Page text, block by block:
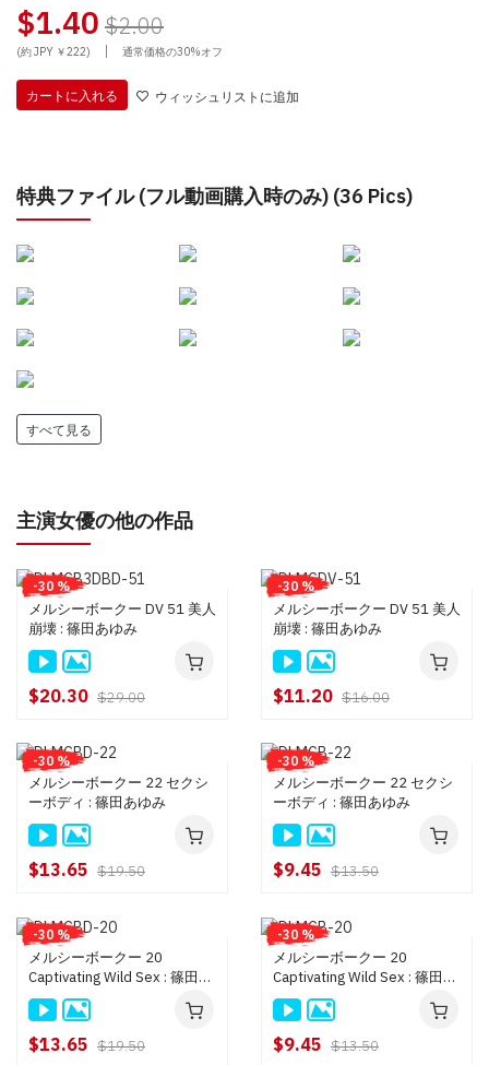
$1.40 $2.00
(約 JPY ￥222) | 通常価格の30%オフ
カートに入れる ウィッシュリストに追加
特典ファイル (フル動画購入時のみ) (36 Pics)
すべて見る
主演女優の他の作品
-30 %
メルシーボークー DV 51 美人
崩壊 : 篠田あゆみ
$20.30 $29.00
-30 %
メルシーボークー DV 51 美人
崩壊 : 篠田あゆみ
$11.20 $16.00
-30 %
メルシーボークー 22 セクシ
ーボディ : 篠田あゆみ
$13.65 $19.50
-30 %
メルシーボークー 22 セクシ
ーボディ : 篠田あゆみ
$9.45 $13.50
-30 %
メルシーボークー 20
Captivating Wild Sex : 篠田あ
ゆみ
$13.65 $19.50
-30 %
メルシーボークー 20
Captivating Wild Sex : 篠田あ
ゆみ
$9.45 $13.50